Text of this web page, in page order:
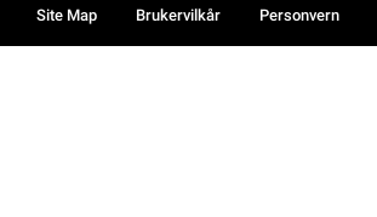
Site Map Brukervilkår Personvern